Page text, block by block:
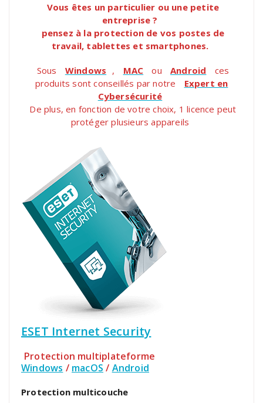
Vous êtes un particulier ou une petite
entreprise ?
pensez à la protection de vos postes de
travail, tablettes et smartphones.
Sous Windows , MAC ou Android
ces
produits sont conseillés par notre
Expert en
Cybersécurité
De plus, en fonction de votre choix, 1 licence peut
protéger plusieurs appareils
ESET Internet Security
Protection multiplateforme
Windows / macOS / Android
Protection multicouche